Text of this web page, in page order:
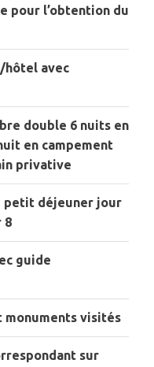
pour l’obtention du
hôtel avec
double 6 nuits en
en campement
privative
petit déjeuner jour
8
guide
monuments visités
sur